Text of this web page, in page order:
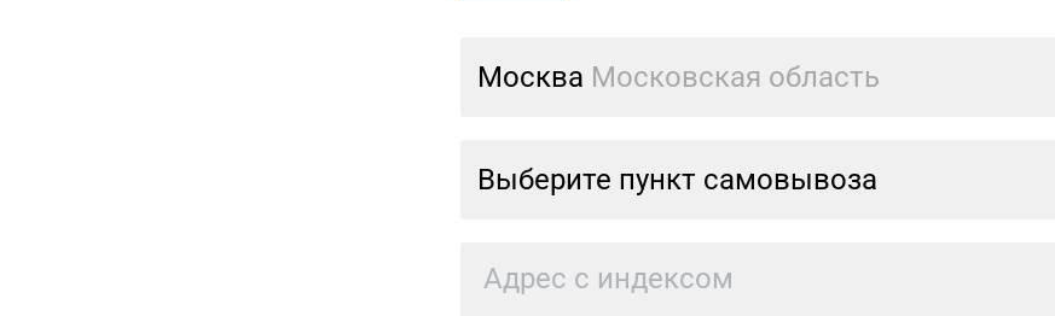
Москва Московская область
Выберите пункт самовывоза